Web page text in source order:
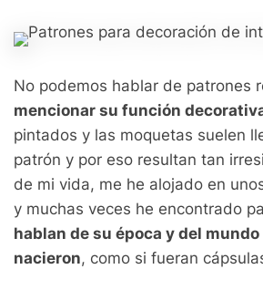
No podemos hablar de patrones
mencionar su función
pintados y las moquetas suelen
patrón y por eso resultan tan
de mi vida, me he alojado en
y muchas veces he encontrado
hablan de su época y del mundo
nacieron, como si fueran